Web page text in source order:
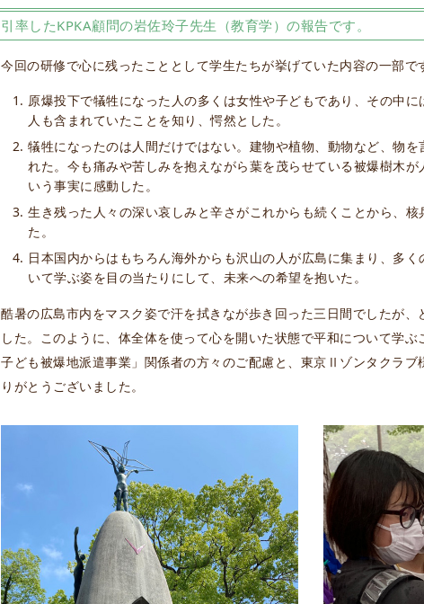
引率したKPKA顧問の岩佐玲子先生（教育学）の報告です。
今回の研修で心に残ったこととして学生たちが挙げていた内容の一部で
原爆投下で犠牲になった人の多くは女性や子どもであり、その中
人も含まれていたことを知り、愕然とした。
犠牲になったのは人間だけではない。建物や植物、動物など、物
れた。今も痛みや苦しみを抱えながら葉を茂らせている被爆樹木が
いう事実に感動した。
生き残った人々の深い哀しみと辛さがこれからも続くことから、
た。
日本国内からはもちろん海外からも沢山の人が広島に集まり、多
いて学ぶ姿を目の当たりにして、未来への希望を抱いた。
酷暑の広島市内をマスク姿で汗を拭きなが歩き回った三日間でしたが
した。このように、体全体を使って心を開いた状態で平和について学
子ども被爆地派遣事業」関係者の方々のご配慮と、東京Ⅱゾンタクラブ
りがとうございました。